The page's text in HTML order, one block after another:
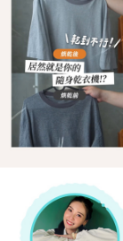
時審查核予不同之
請求用戶進行身份認
５．嚴禁一人註冊
恩沛科技股份有限